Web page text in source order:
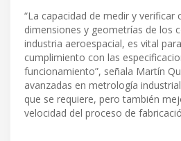
“La capacidad de medir y verificar
dimensiones y geometrías de los
industria aeroespacial, es vital
cumplimiento con las
funcionamiento”, señala Martín
avanzadas en metrología
que se requiere, pero también
velocidad del proceso de